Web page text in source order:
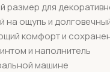
размер для
на ощупь и
комфорт и
и наполнитель
машине